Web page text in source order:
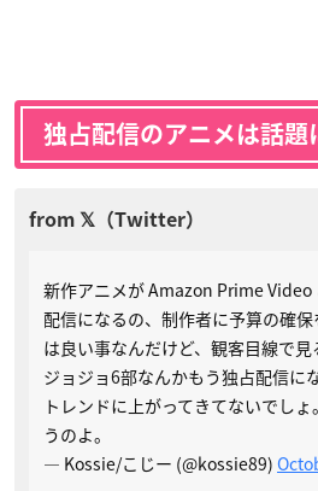
独占配信のアニメは話題
新作アニメが Amazon Prime
配信になるの、制作者に予算の確
は良い事なんだけど、観客目線で見
ジョジョ6部なんかもう独占配信に
トレンドに上がってきてないでし
うのよ。
— Kossie/こじー (@kossie89)